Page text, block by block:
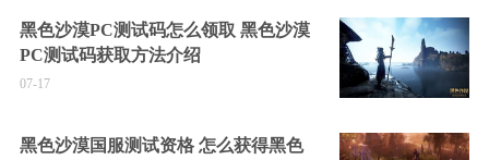
黑色沙漠PC测试码怎么领取 黑色沙漠
PC测试码获取方法介绍
07-17
黑色沙漠国服测试资格 怎么获得黑色